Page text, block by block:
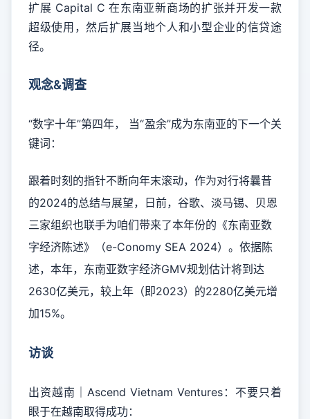
扩展 Capital C 在东南亚新商场的扩张并开发一款
超级使用，然后扩展当地个人和小型企业的信贷途
径。
观念&调查
“数字十年”第四年， 当“盈余”成为东南亚的下一个关
键词：
跟着时刻的指针不断向年末滚动，作为对行将曩昔
的2024的总结与展望，日前，谷歌、淡马锡、贝恩
三家组织也联手为咱们带来了本年份的《东南亚数
字经济陈述》（e-Conomy SEA 2024）。依据陈
述，本年，东南亚数字经济GMV规划估计将到达
2630亿美元，较上年（即2023）的2280亿美元增
加15%。
访谈
出资越南｜Ascend Vietnam Ventures：不要只着
眼于在越南取得成功：